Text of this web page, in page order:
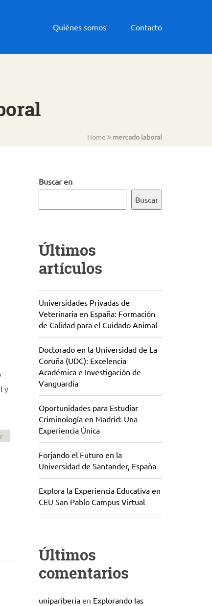
Quiénes somos Contacto
Home mercado laboral
y
Buscar en
Buscar
Últimos
artículos
Universidades Privadas de
Veterinaria en España: Formación
de Calidad para el Cuidado Animal
Doctorado en la Universidad de La
Coruña (UDC): Excelencia
Académica e Investigación de
Vanguardia
Oportunidades para Estudiar
Criminología en Madrid: Una
Experiencia Única
Forjando el Futuro en la
Universidad de Santander, España
Explora la Experiencia Educativa en
CEU San Pablo Campus Virtual
Últimos
comentarios
unipariberiaen Explorando las